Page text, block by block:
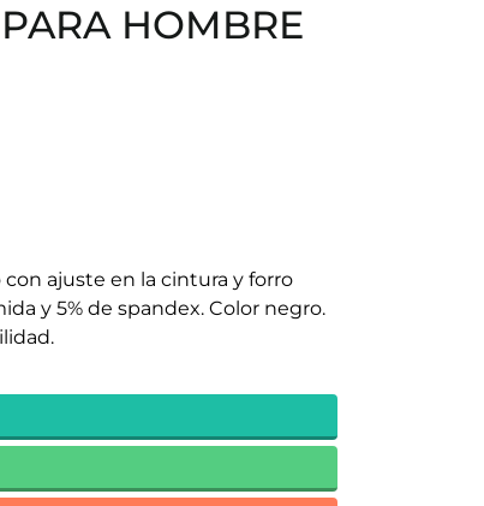
HOMBRE
ajuste en la cintura y forro
y 5% de spandex. Color negro.